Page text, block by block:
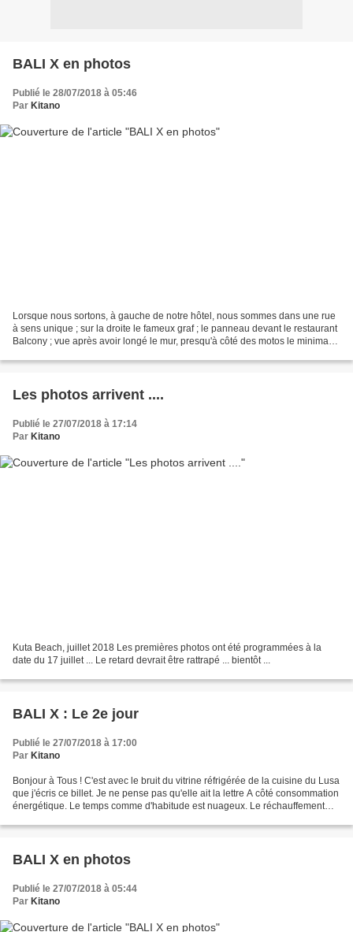
BALI X en photos
Publié le 28/07/2018 à 05:46
Par Kitano
Lorsque nous sortons, à gauche de notre hôtel, nous sommes dans une rue
à sens unique ; sur la droite le fameux graf ; le panneau devant le restaurant
Balcony ; vue après avoir longé le mur, presqu'à côté des motos le minimart
Les photos arrivent ....
Publié le 27/07/2018 à 17:14
Par Kitano
Kuta Beach, juillet 2018 Les premières photos ont été programmées à la
date du 17 juillet ... Le retard devrait être rattrapé ... bientôt ...
BALI X : Le 2e jour
Publié le 27/07/2018 à 17:00
Par Kitano
Bonjour à Tous ! C'est avec le bruit du vitrine réfrigérée de la cuisine du Lusa
que j'écris ce billet. Je ne pense pas qu'elle ait la lettre A côté consommation
énergétique. Le temps comme d'habitude est nuageux. Le réchauffement
BALI X en photos
Publié le 27/07/2018 à 05:44
Par Kitano